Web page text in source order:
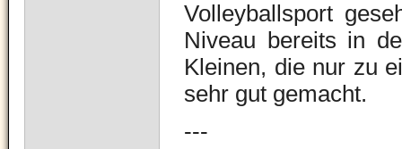
Volleyballsport
Niveau bereits in
Kleinen, die nur zu
sehr gut gemacht.
---